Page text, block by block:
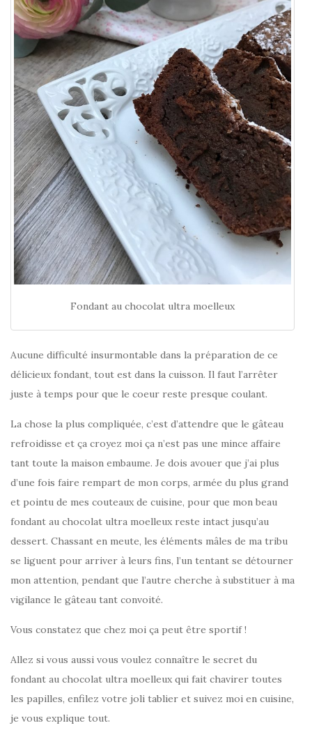
Fondant au chocolat ultra moelleux
Aucune difficulté insurmontable dans la préparation de ce
délicieux fondant, tout est dans la cuisson. Il faut l’arrêter
juste à temps pour que le coeur reste presque coulant.
La chose la plus compliquée, c’est d’attendre que le gâteau
refroidisse et ça croyez moi ça n’est pas une mince affaire
tant toute la maison embaume. Je dois avouer que j’ai plus
d’une fois faire rempart de mon corps, armée du plus grand
et pointu de mes couteaux de cuisine, pour que mon beau
fondant au chocolat ultra moelleux reste intact jusqu’au
dessert. Chassant en meute, les éléments mâles de ma tribu
se liguent pour arriver à leurs fins, l’un tentant se détourner
mon attention, pendant que l’autre cherche à substituer à ma
vigilance le gâteau tant convoité.
Vous constatez que chez moi ça peut être sportif !
Allez si vous aussi vous voulez connaître le secret du
fondant au chocolat ultra moelleux qui fait chavirer toutes
les papilles, enfilez votre joli tablier et suivez moi en cuisine,
je vous explique tout.